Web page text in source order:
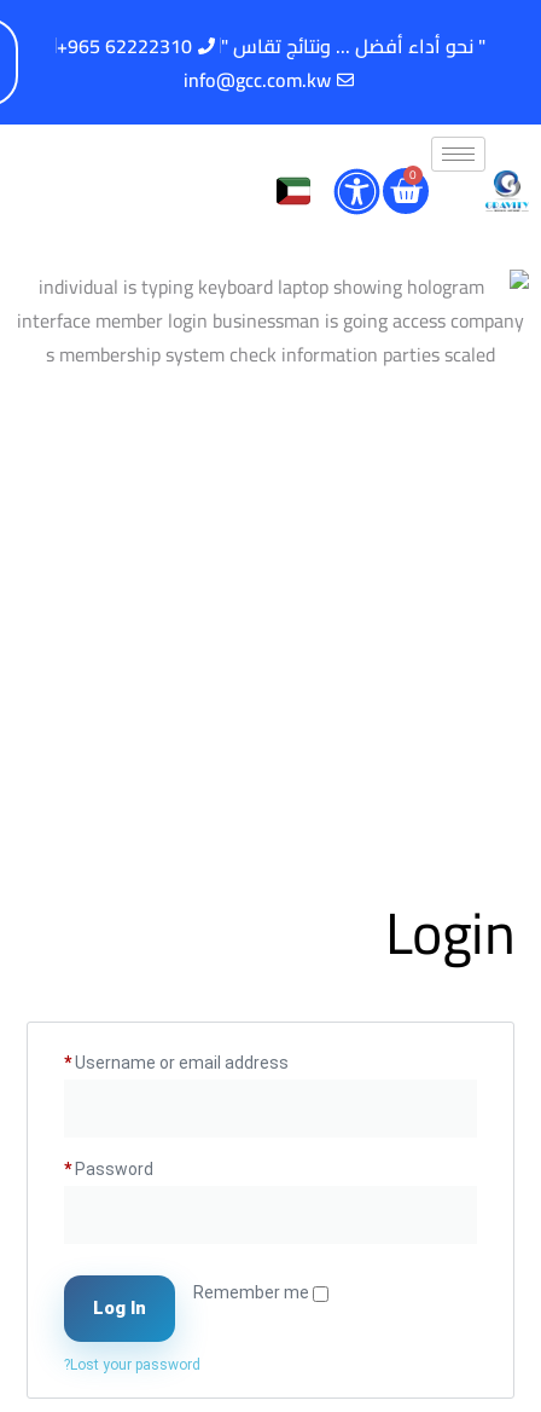
" نحو أداء أفضل ... ونتائج تقاس "
62222310 965+
info@gcc.com.kw
0
Login
Username or email address
*
Password
*
Remember me
Log In
Lost your password?